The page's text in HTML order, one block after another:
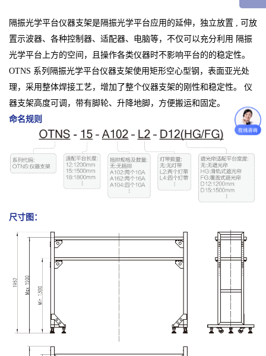
隔振光学平台仪器支架是隔振光学平台应用的延伸，独立放置 , 可放
置示波器、各种控制器、适配器、电脑等，不仅可以充分利用 隔振
光学平台上方的空间，且操作各类仪器时不影响平台的的稳定性。
OTNS 系列隔振光学平台仪器支架使用矩形空心型钢，表面亚光处
理，采用整体焊接工艺，增加了整个仪器支架的刚性和稳定性。 仪
器支架高度可调，带有脚轮、升降地脚，方便搬运和固定。
命名规则
尺寸图：